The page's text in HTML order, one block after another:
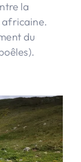
la
africaine.
du